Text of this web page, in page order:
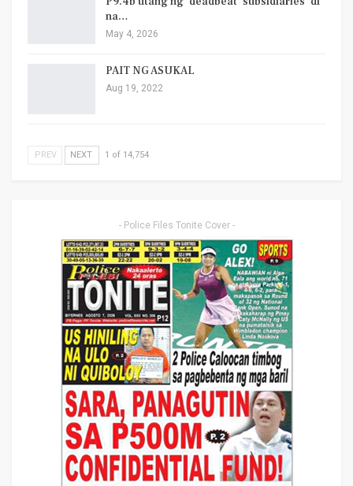
na…
May 4, 2026
PAIT NG ASUKAL
Aug 19, 2022
PREV NEXT 1 of 14,754
- Police Files Tonite Cover -